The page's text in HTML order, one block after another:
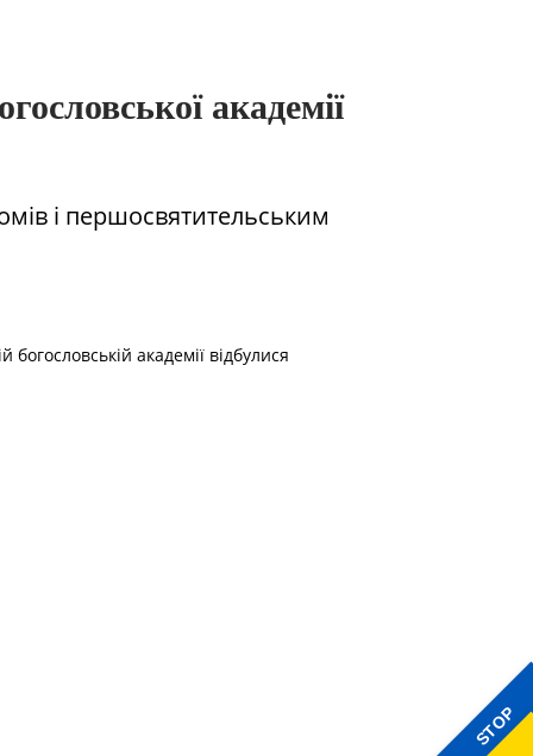
STOP
академії
і першосвятительським
академії відбулися